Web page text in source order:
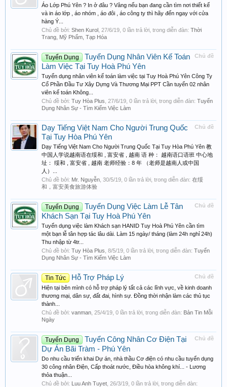
Áo Lớp Phú Yên ? In ở đâu ? Vâng nếu bạn đang cần tìm nơi thiết kế
và in áo lớp , áo nhóm , áo đôi , áo công ty thì hãy đến ngay với cửa
hàng Ý...
Chủ đề bởi: Shen Kurol 27/6/19 , 0 lần trả lời, trong diễn đàn: Thời
Trang, Mỹ Phẩm, Tạp Hóa
Chủ đề
Tuyển Dụng
Tuyển Dụng Nhân Viên Kế Toán
Làm Việc Tại Tuy Hoà Phú Yên
Tuyển dụng nhân viên kế toán làm việc tại Tuy Hoà Phú Yên Công Ty
Cổ Phần Đầu Tư Xây Dựng Và Thương Mại PPT Cần tuyển 02 nhân
viên kế toán Không...
Chủ đề bởi: Tuy Hòa Plus 27/6/19 , 0 lần trả lời, trong diễn đàn: Tuyển
Dụng Nhân Sự - Tìm Kiếm Việc Làm
Chủ đề
Dạy Tiếng Việt Nam Cho Người Trung Quốc
Tại Tuy Hòa Phú Yên
Dạy Tiếng Việt Nam Cho Người Trung Quốc Tại Tuy Hòa Phú Yên 教
中国人学说越南语在绥和 , 富安省 , 越南 语 种： 越南语口语班 中心地
址： 绥和 , 富安省 , 越南 老师经验：8 年 （老师是越南人或中国
人）...
Chủ đề bởi: Mr. Nguyễn 30/5/19 , 0 lần trả lời, trong diễn đàn: 在绥
和，富安美食旅游体验
Chủ đề
Tuyển Dụng
Tuyển Dụng Việc Làm Lễ Tân
Khách Sạn Tại Tuy Hoà Phú Yên
Tuyển dụng việc làm Khách sạn HANID Tuy Hoà Phú Yên cần tìm
một bạn lễ tân hợp tác lâu dài. Làm 15 ngày/ tháng (làm 24h nghỉ 24h)
Thu nhập từ 4tr...
Chủ đề bởi: Tuy Hòa Plus 8/5/19 , 0 lần trả lời, trong diễn đàn: Tuyển
Dụng Nhân Sự - Tìm Kiếm Việc Làm
Chủ đề
Tin Tức Hỗ Trợ Pháp Lý
Hiện tại bên mình có hỗ trợ pháp lý tất cả các lĩnh vực, về kinh doanh
thương mại, dân sự, đất đai, hình sự. Đồng thời nhận làm các thủ tục
thành...
Chủ đề bởi: vanman 25/4/19 , 0 lần trả lời, trong diễn đàn: Bản Tin Mỗi
Ngày
Chủ đề
Tuyển Dụng
Tuyển Công Nhân Cơ Điện Tại
Dự Án Bãi Tràm - Phú Yên
Do nhu cầu triển khai Dự án, nhà thầu Cơ điện có nhu cầu tuyển dụng
30 công nhân Điện, Cấp thoát nước, Điều hòa không khí... - Lương
thỏa thuận...
Chủ đề bởi: Luu Anh Tuyet 26/3/19 , 0 lần trả lời, trong diễn đàn: